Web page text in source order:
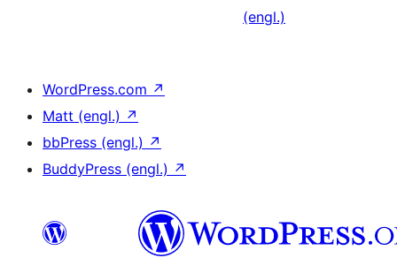
(engl.)
WordPress.com ↗
Matt (engl.) ↗
bbPress (engl.) ↗
BuddyPress (engl.) ↗